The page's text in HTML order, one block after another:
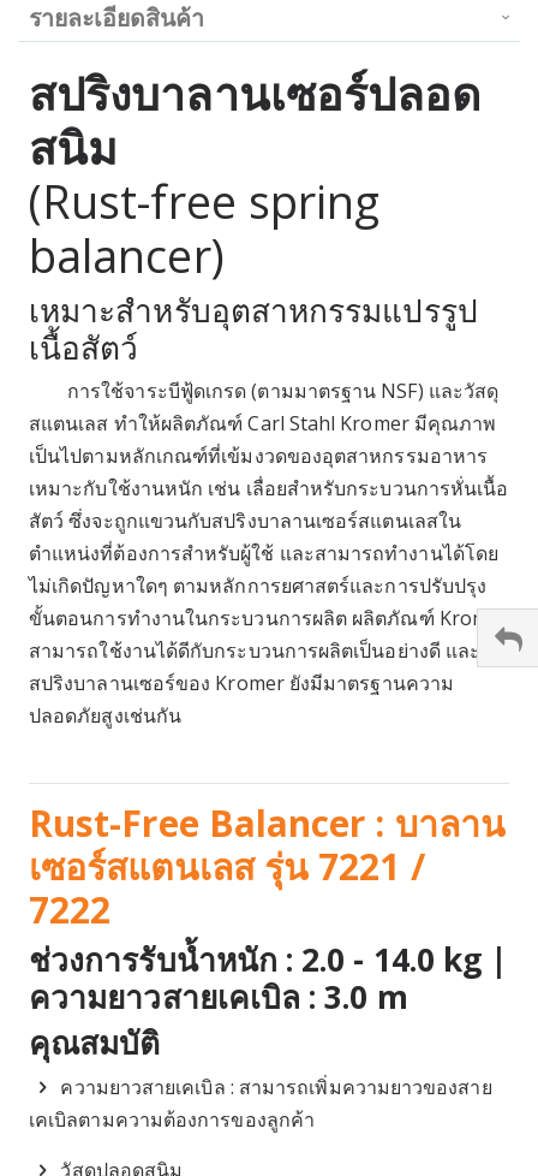
รายละเอียดสินค้า
สปริงบาลานเซอร์ปลอด
สนิม
(Rust-free spring
balancer)
เหมาะสำหรับอุตสาหกรรมแปรรูป
เนื้อสัตว์
การใช้จาระบีฟู้ดเกรด (ตามมาตรฐาน NSF) และวัสดุ
สแตนเลส ทำให้ผลิตภัณฑ์ Carl Stahl Kromer มีคุณภาพ
เป็นไปตามหลักเกณฑ์ที่เข้มงวดของอุตสาหกรรมอาหาร
เหมาะกับใช้งานหนัก เช่น เลื่อยสำหรับกระบวนการหั่นเนื้อ
สัตว์ ซึ่งจะถูกแขวนกับสปริงบาลานเซอร์สแตนเลสใน
ตำแหน่งที่ต้องการสำหรับผู้ใช้ และสามารถทำงานได้โดย
ไม่เกิดปัญหาใดๆ ตามหลักการยศาสตร์และการปรับปรุง
ขั้นตอนการทำงานในกระบวนการผลิต ผลิตภัณฑ์ Kromer
สามารถใช้งานได้ดีกับกระบวนการผลิตเป็นอย่างดี และ
สปริงบาลานเซอร์ของ Kromer ยังมีมาตรฐานความ
ปลอดภัยสูงเช่นกัน
Rust-Free Balancer : บาลาน
เซอร์สแตนเลส รุ่น 7221 /
7222
ช่วงการรับน้ำหนัก : 2.0 - 14.0 kg |
ความยาวสายเคเบิล : 3.0 m
คุณสมบัติ
ความยาวสายเคเบิล : สามารถเพิ่มความยาวของสาย
เคเบิลตามความต้องการของลูกค้า
วัสดุปลอดสนิม